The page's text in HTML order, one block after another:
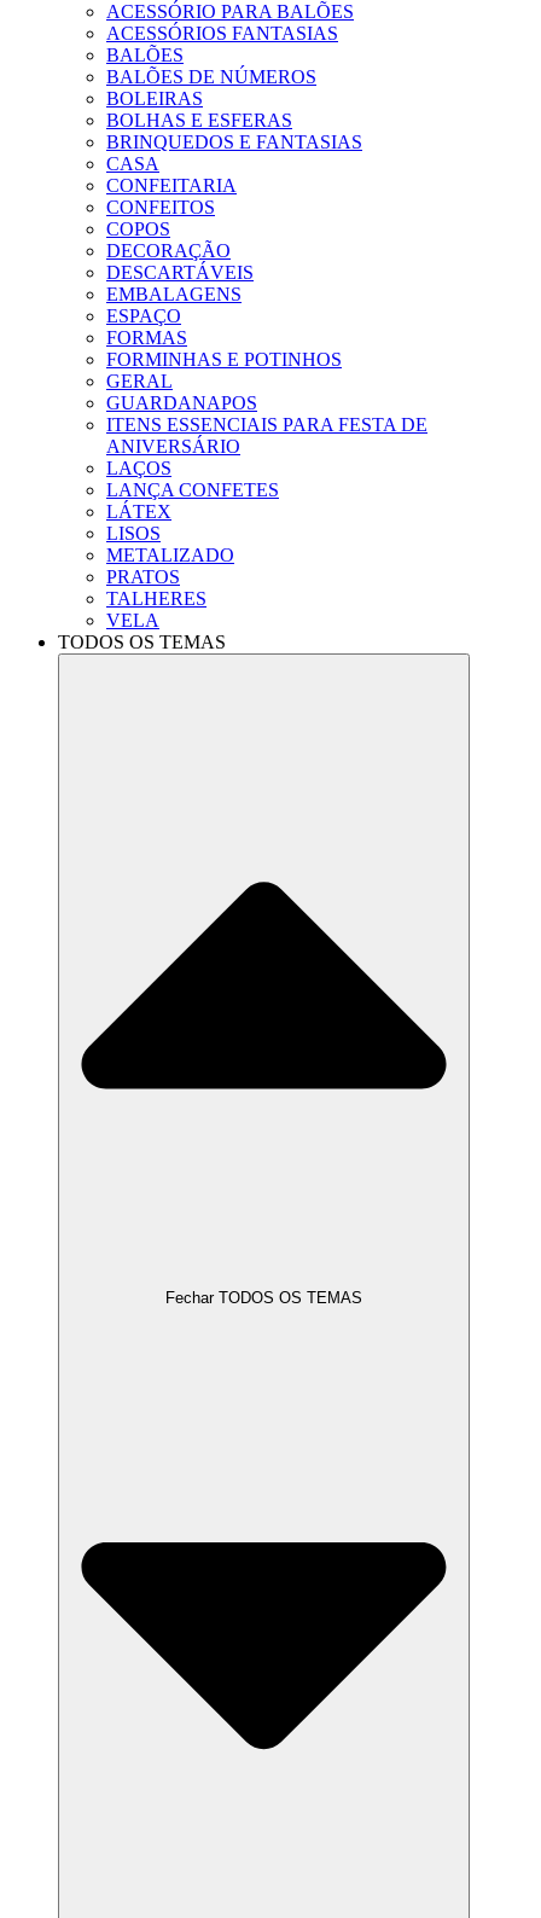
ACESSÓRIO PARA BALÕES
ACESSÓRIOS FANTASIAS
BALÕES
BALÕES DE NÚMEROS
BOLEIRAS
BOLHAS E ESFERAS
BRINQUEDOS E FANTASIAS
CASA
CONFEITARIA
CONFEITOS
COPOS
DECORAÇÃO
DESCARTÁVEIS
EMBALAGENS
ESPAÇO
FORMAS
FORMINHAS E POTINHOS
GERAL
GUARDANAPOS
ITENS ESSENCIAIS PARA FESTA DE
ANIVERSÁRIO
LAÇOS
LANÇA CONFETES
LÁTEX
LISOS
METALIZADO
PRATOS
TALHERES
VELA
TODOS OS TEMAS
Fechar TODOS OS TEMAS